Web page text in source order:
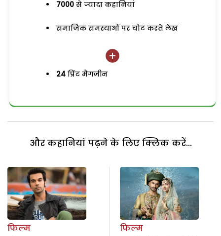
7000 से ज्यादा कहानियां
समाजिक समस्याओं पर चोट करते लेख
24 प्रिंट मैगजीन
और कहानियां पढ़ने के लिए क्लिक करें...
फिल्म
फिल्म